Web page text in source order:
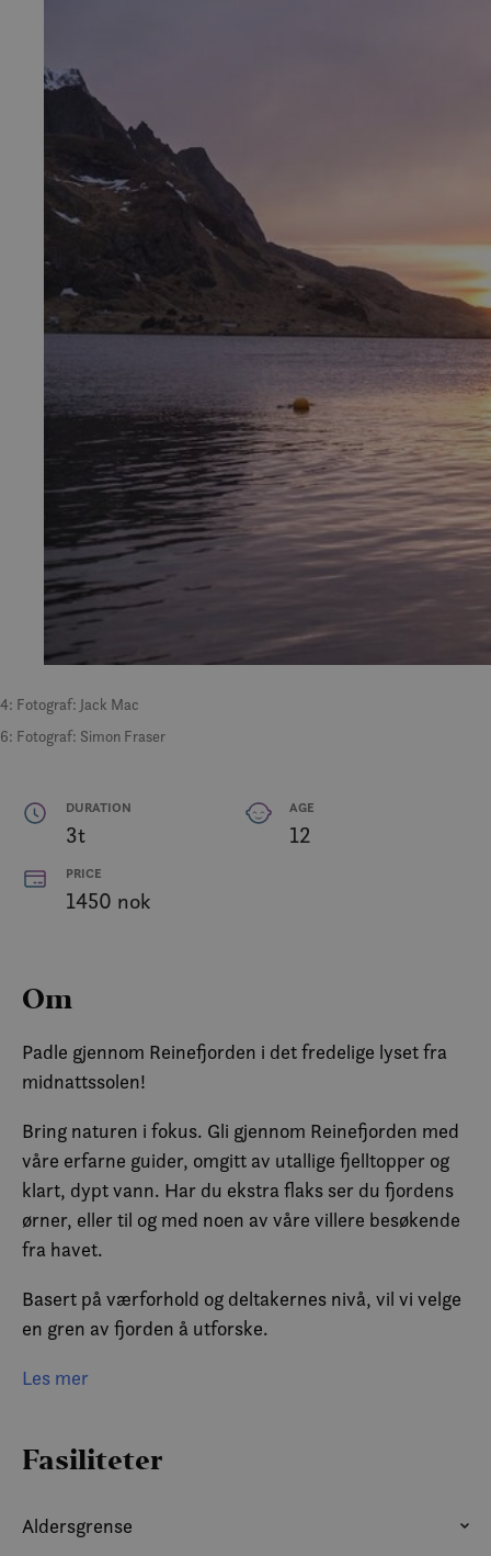
4: Fotograf: Jack Mac
6: Fotograf: Simon Fraser
DURATION
3t
AGE
12
PRICE
1450 nok
Om
Padle gjennom Reinefjorden i det fredelige lyset fra
midnattssolen!
Bring naturen i fokus. Gli gjennom Reinefjorden med
våre erfarne guider, omgitt av utallige fjelltopper og
klart, dypt vann. Har du ekstra flaks ser du fjordens
ørner, eller til og med noen av våre villere besøkende
fra havet.
Basert på værforhold og deltakernes nivå, vil vi velge
en gren av fjorden å utforske.
Grupper:
Les mer
Fasiliteter
Aldersgrense